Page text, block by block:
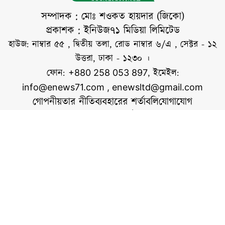
আকার ও স্বাদের এসব
আম দেখতে প্রতিদিনই
ভিড় করছেন
দেখা যায়, বাগানের
আমগুলো দেখতে যেমন
সম্পাদক : মোঃ শওকত হায়দার (জিকো)
প্রকাশক : ইনিউজ৭১ মিডিয়া লিমিটেড
হাউজ: নাম্বার ৫৫ , দ্বিতীয় তলা, রোড নাম্বার ৬/এ , সেক্টর - ১২
উত্তরা, ঢাকা - ১২৩০ ।
ফোন: +880 258 053 897, ইমেইল:
info@enews71.com , enewsltd@gmail.com
গোপনীয়তার নীতিব্যবহারের শর্তাবলিযোগাযোগ